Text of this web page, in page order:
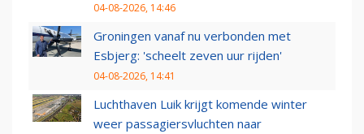
04-08-2026, 14:46
Groningen vanaf nu verbonden met
Esbjerg: 'scheelt zeven uur rijden'
04-08-2026, 14:41
Luchthaven Luik krijgt komende winter
weer passagiersvluchten naar